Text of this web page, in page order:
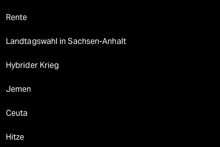
Rente
Landtagswahl in Sachsen-Anhalt
Hybrider Krieg
Jemen
Ceuta
Hitze